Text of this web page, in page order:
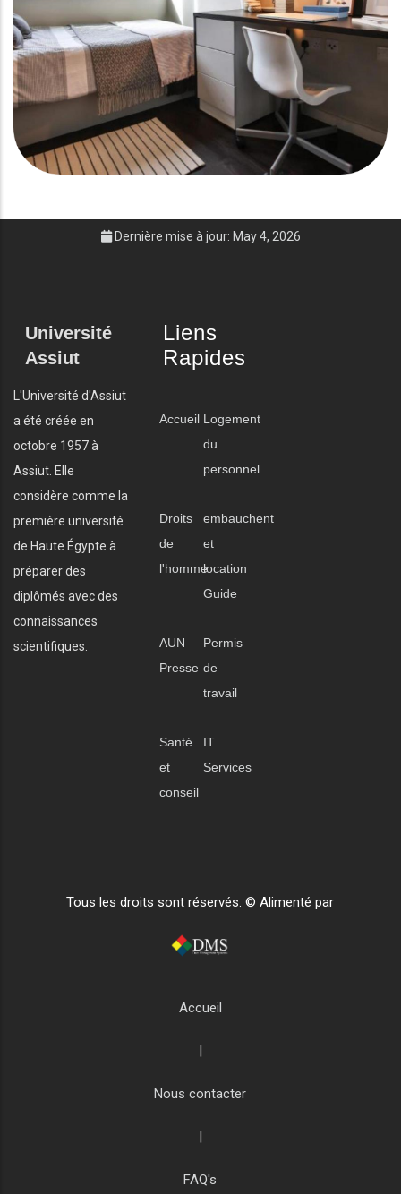
Dernière mise à jour: May 4, 2026
Université
Assiut
L'Université d'Assiut
a été créée en
octobre 1957 à
Assiut. Elle
considère comme la
première université
de Haute Égypte à
préparer des
diplômés avec des
connaissances
scientifiques.
Liens
Rapides
Accueil Logement
du
personnel
Droits
de
l'homme
embauchent
et
location
Guide
AUN
Presse
Permis
de
travail
Santé
et
conseil
IT
Services
Tous les droits sont réservés. © Alimenté par
Accueil
Nous contacter
FAQ's